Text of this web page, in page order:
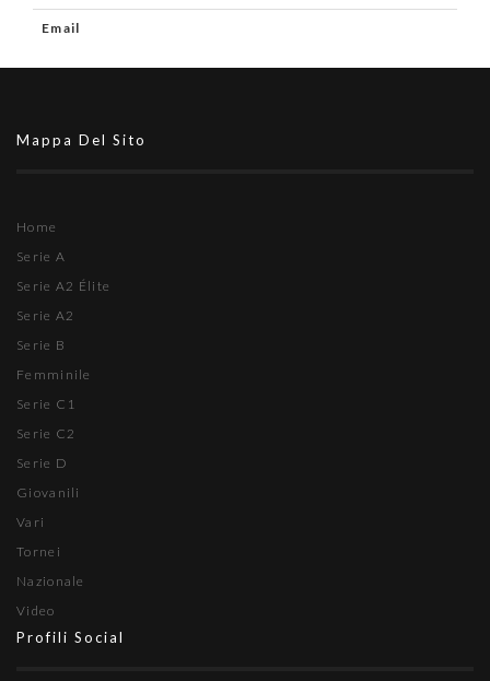
Email
Mappa Del Sito
Home
Serie A
Serie A2 Élite
Serie A2
Serie B
Femminile
Serie C1
Serie C2
Serie D
Giovanili
Vari
Tornei
Nazionale
Video
Profili Social